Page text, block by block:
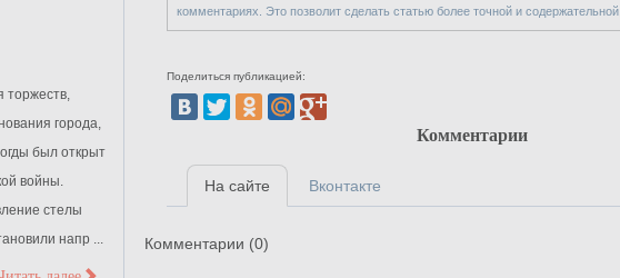
торжеств,
города,
был открыт
войны.
стелы
напр ...
комментариях. Это позволит сделать статью более точной и содержательной.
Поделиться публикацией:
Комментарии
На сайте Вконтакте
Комментарии (0)